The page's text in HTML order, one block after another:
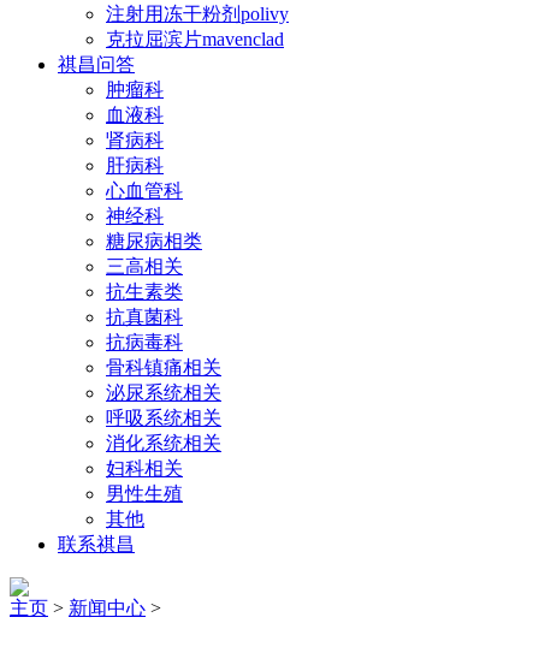
注射用冻干粉剂polivy
克拉屈滨片mavenclad
祺昌问答
肿瘤科
血液科
肾病科
肝病科
心血管科
神经科
糖尿病相类
三高相关
抗生素类
抗真菌科
抗病毒科
骨科镇痛相关
泌尿系统相关
呼吸系统相关
消化系统相关
妇科相关
男性生殖
其他
联系祺昌
主页 > 新闻中心 >